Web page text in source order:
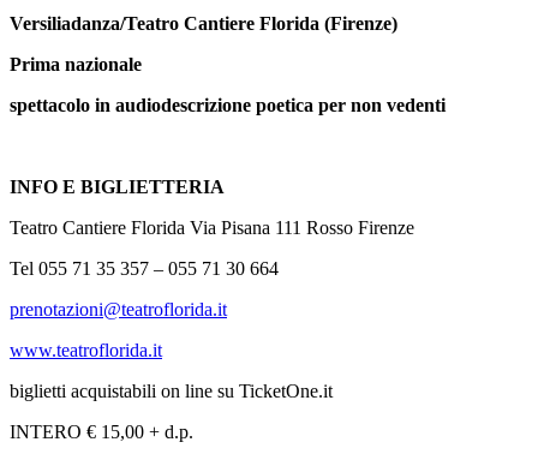
Versiliadanza/Teatro Cantiere Florida (Firenze)
Prima nazionale
spettacolo in audiodescrizione poetica per non vedenti
INFO E BIGLIETTERIA
Teatro Cantiere Florida Via Pisana 111 Rosso Firenze
Tel 055 71 35 357 – 055 71 30 664
prenotazioni@teatroflorida.it
www.teatroflorida.it
biglietti acquistabili on line su TicketOne.it
INTERO € 15,00 + d.p.